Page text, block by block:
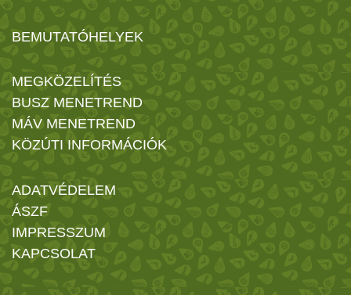
BEMUTATÓHELYEK
MEGKÖZELÍTÉS
BUSZ MENETREND
MÁV MENETREND
KÖZÚTI INFORMÁCIÓK
ADATVÉDELEM
ÁSZF
IMPRESSZUM
KAPCSOLAT